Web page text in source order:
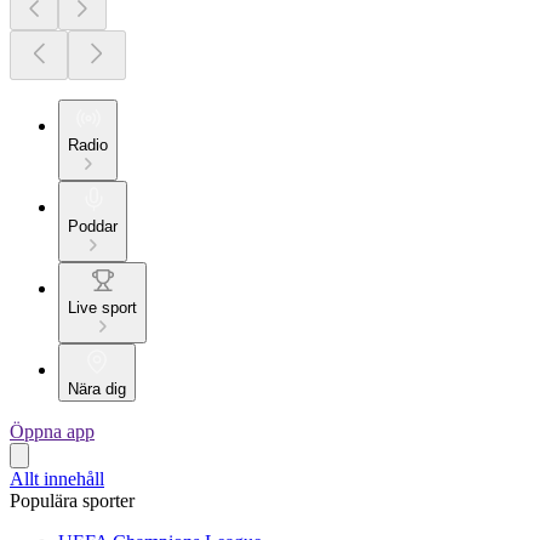
Radio
Poddar
Live sport
Nära dig
Öppna app
Allt innehåll
Populära sporter